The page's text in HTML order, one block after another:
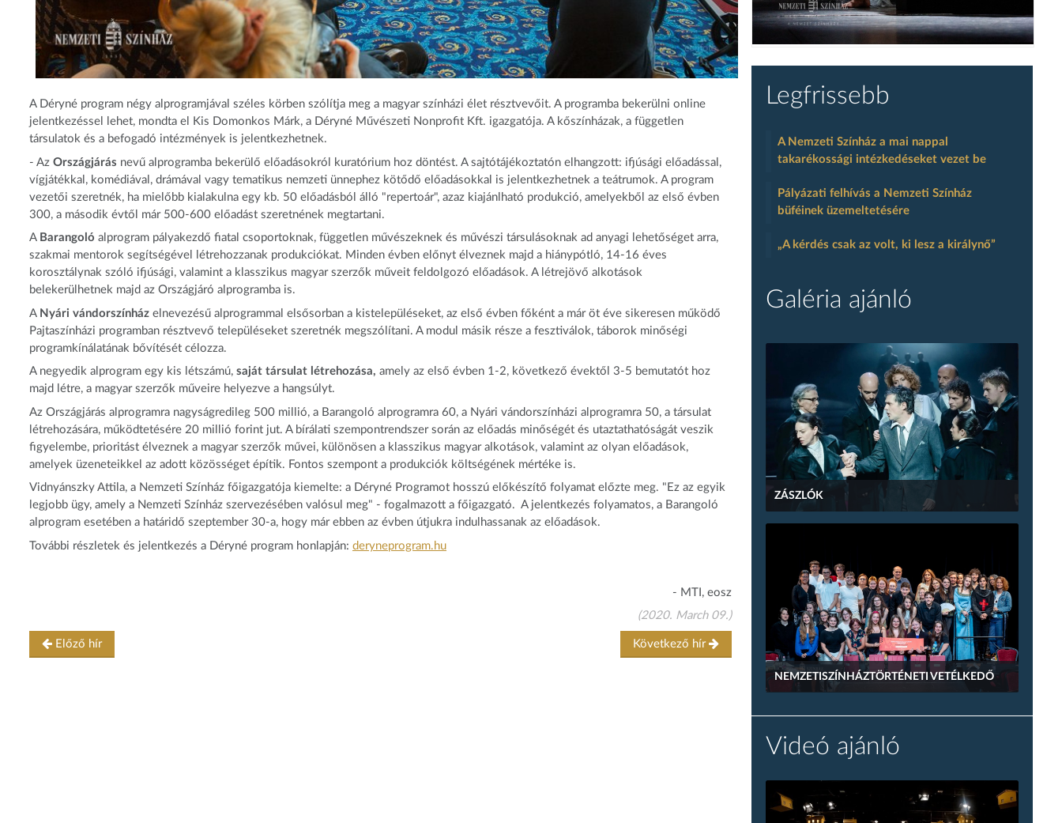
A Déryné program négy alprogramjával széles körben szólítja meg a magyar színházi élet résztvevőit. A programba bekerülni online
jelentkezéssel lehet, mondta el Kis Domonkos Márk, a Déryné Művészeti Nonprofit Kft. igazgatója. A kőszínházak, a független
társulatok és a befogadó intézmények is jelentkezhetnek.
- Az Országjárás nevű alprogramba bekerülő előadásokról kuratórium hoz döntést. A sajtótájékoztatón elhangzott: ifjúsági előadással,
vígjátékkal, komédiával, drámával vagy tematikus nemzeti ünnephez kötődő előadásokkal is jelentkezhetnek a teátrumok. A program
vezetői szeretnék, ha mielőbb kialakulna egy kb. 50 előadásból álló "repertoár", azaz kiajánlható produkció, amelyekből az első évben
300, a második évtől már 500-600 előadást szeretnének megtartani.
A Barangoló alprogram pályakezdő fiatal csoportoknak, független művészeknek és művészi társulásoknak ad anyagi lehetőséget arra,
szakmai mentorok segítségével létrehozzanak produkciókat. Minden évben előnyt élveznek majd a hiánypótló, 14-16 éves
korosztálynak szóló ifjúsági, valamint a klasszikus magyar szerzők műveit feldolgozó előadások. A létrejövő alkotások
belekerülhetnek majd az Országjáró alprogramba is.
A Nyári vándorszínház elnevezésű alprogrammal elsősorban a kistelepüléseket, az első évben főként a már öt éve sikeresen működő
Pajtaszínházi programban résztvevő településeket szeretnék megszólítani. A modul másik része a fesztiválok, táborok minőségi
programkínálatának bővítését célozza.
A negyedik alprogram egy kis létszámú, saját társulat létrehozása, amely az első évben 1-2, következő évektől 3-5 bemutatót hoz
majd létre, a magyar szerzők műveire helyezve a hangsúlyt.
Az Országjárás alprogramra nagyságredileg 500 millió, a Barangoló alprogramra 60, a Nyári vándorszínházi alprogramra 50, a társulat
létrehozására, működtetésére 20 millió forint jut. A bírálati szempontrendszer során az előadás minőségét és utaztathatóságát veszik
figyelembe, prioritást élveznek a magyar szerzők művei, különösen a klasszikus magyar alkotások, valamint az olyan előadások,
amelyek üzeneteikkel az adott közösséget építik. Fontos szempont a produkciók költségének mértéke is.
Vidnyánszky Attila, a Nemzeti Színház főigazgatója kiemelte: a Déryné Programot hosszú előkészítő folyamat előzte meg. "Ez az egyik
legjobb ügy, amely a Nemzeti Színház szervezésében valósul meg" - fogalmazott a főigazgató. A jelentkezés folyamatos, a Barangoló
alprogram esetében a határidő szeptember 30-a, hogy már ebben az évben útjukra indulhassanak az előadások.
További részletek és jelentkezés a Déryné program honlapján: deryneprogram.hu
- MTI, eosz
(2020. March 09.)
Előző hír Következő hír
Legfrissebb
A Nemzeti Színház a mai nappal
takarékossági intézkedéseket vezet be
Pályázati felhívás a Nemzeti Színház
büféinek üzemeltetésére
„A kérdés csak az volt, ki lesz a királynő”
Galéria ajánló
ZÁSZLÓK
NEMZETISZÍNHÁZTÖRTÉNETI VETÉLKEDŐ
Videó ajánló